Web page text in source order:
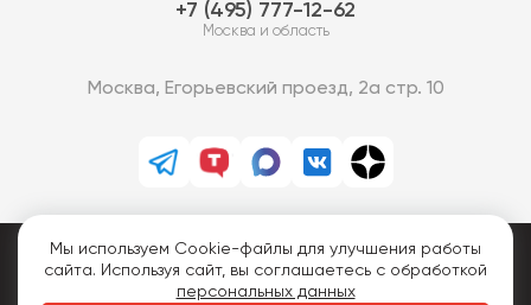
7 (495) 777-12-62
Москва и область
Москва, Егорьевский проезд, 2а стр. 10
PRO-Интерактив © 2013-2026.
Все права защищены.
Мы используем Cookie-файлы для улучшения работы
сайта. Используя сайт, вы соглашаетесь с обработкой
персональных данных